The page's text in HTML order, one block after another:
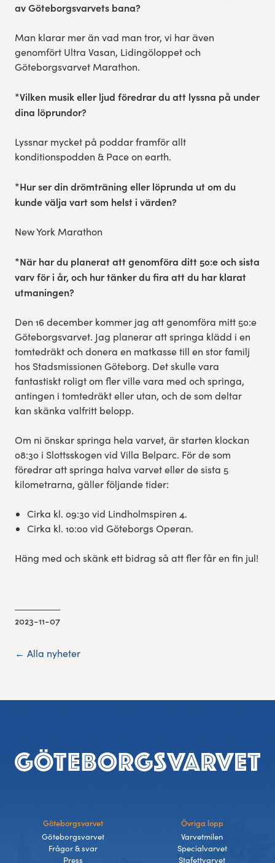
av Göteborgsvarvets bana?
Man klarar mer än vad man tror, vi har även
genomfört Ultra Vasan, Lidingöloppet och
Göteborgsvarvet Marathon.
*Vilken musik eller ljud föredrar du att lyssna på under
dina löprundor?
Lyssnar mycket på poddar framför allt
konditionspodden & Pace on earth.
*Hur ser din drömträning eller löprunda ut om du
kunde välja vart som helst i värden?
New York Marathon
*När har du planerat att genomföra ditt 50:e och sista
varv för i år, och hur tänker du fira att du har klarat
utmaningen?
Den 16 december kommer jag att genomföra mitt 50:e
Göteborgsvarvet. Jag planerar att springa klädd i en
tomtedräkt och donera en matkasse till en stor familj
hos Stadsmissionen Göteborg. Det skulle vara
fantastiskt roligt om fler ville vara med och springa,
antingen i tomtedräkt eller utan, och de som deltar
kan skänka valfritt belopp.
Om ni önskar springa hela varvet, är starten klockan
08:30 i Slottsskogen vid Villa Belparc. För de som
föredrar att springa halva varvet eller de sista 5
kilometrarna, gäller följande tider:
Cirka kl. 09:30 vid Lindholmspiren 4.
Cirka kl. 10:00 vid Göteborgs Operan.
Häng med och skänk ett bidrag så att fler får en fin jul!
2023-11-07
← Alla nyheter
Sidfot
Göteborgsvarvet
Göteborgsvarvet
Frågor & svar
Press
Övriga lopp
Varvetmilen
Specialvarvet
Stafettvarvet